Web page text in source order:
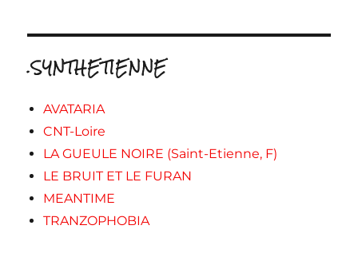
.SYNTHETIENNE
AVATARIA
CNT-Loire
LA GUEULE NOIRE (Saint-Etienne, F)
LE BRUIT ET LE FURAN
MEANTIME
TRANZOPHOBIA